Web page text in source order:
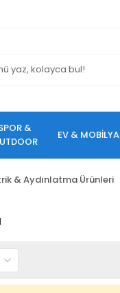
&
EV & MOBİLYA
& Aydınlatma Ürünleri